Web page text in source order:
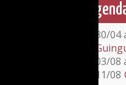
30/04
03/08
11/08